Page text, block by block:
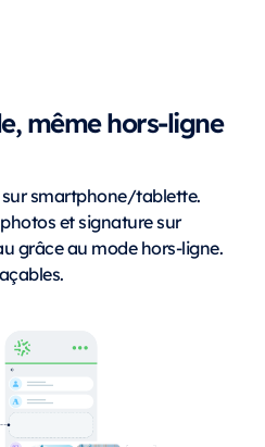
même hors-ligne
smartphone/tablette.
et signature sur
grâce au mode hors-ligne.